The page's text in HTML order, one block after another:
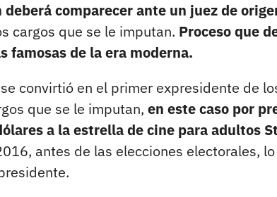
deberá comparecer ante un juez de
cargos que se le imputan. Proceso que
famosas de la era moderna.
convirtió en el primer expresidente de
que se le imputan, en este caso por
a la estrella de cine para adultos
antes de las elecciones electorales,